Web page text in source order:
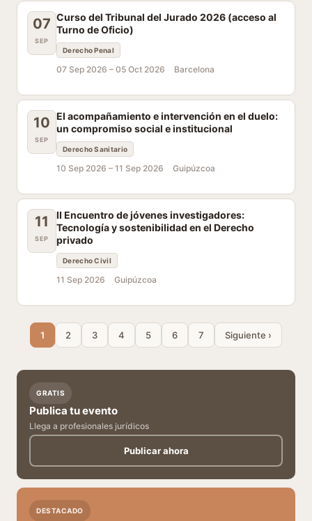
07
SEP
Curso del Tribunal del Jurado 2026 (acceso al
Turno de Oficio)
Derecho Penal
07 Sep 2026 – 05 Oct 2026 Barcelona
10
SEP
El acompañamiento e intervención en el duelo:
un compromiso social e institucional
Derecho Sanitario
10 Sep 2026 – 11 Sep 2026 Guipúzcoa
11
SEP
II Encuentro de jóvenes investigadores:
Tecnología y sostenibilidad en el Derecho
privado
Derecho Civil
11 Sep 2026 Guipúzcoa
1 2 3 4 5 6 7 Siguiente ›
GRATIS
Publica tu evento
Llega a profesionales jurídicos
Publicar ahora
DESTACADO